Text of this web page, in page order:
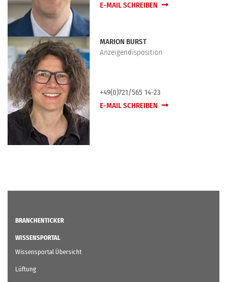
E-MAIL SCHREIBEN
MARION BURST
Anzeigendisposition
+49(0)721/565 14-23
E-MAIL SCHREIBEN
BRANCHENTICKER
WISSENSPORTAL
Wissensportal Übersicht
Lüftung